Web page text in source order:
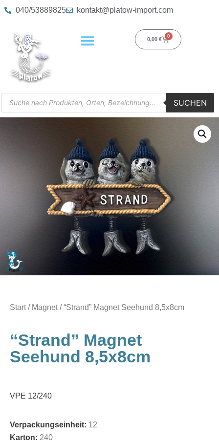
040/53889825 kontakt@platow-import.com
0,00 €
0
SUCHEN
Start/ Magnet/ “Strand” Magnet Seehund 8,5x8cm
“Strand” Magnet
Seehund 8,5x8cm
VPE 12/240
Verpackungseinheit: 12
Karton: 240